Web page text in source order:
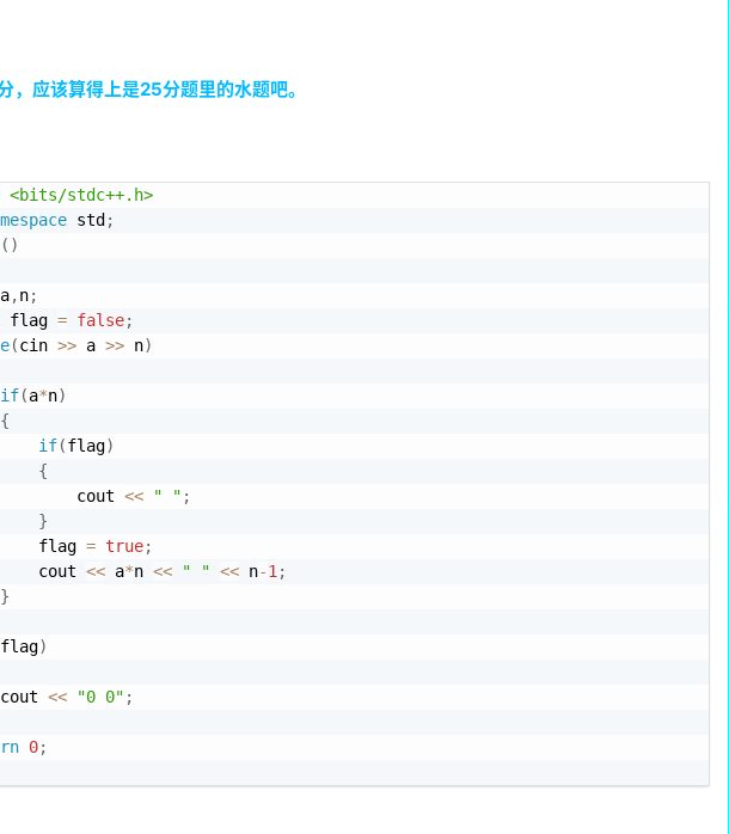
，应该算得上是25分题里的水题吧。
<bits/stdc++.h>
std ;
( )
a,n;
flag = false;
(cin >> a >> n)
if(a*n)
{
if(flag)
{
cout
<< " " ;
}
flag
= true;
cout
<< a*n << " " << n-1 ;
}
flag)
cout
<< "0 0" ;
0;